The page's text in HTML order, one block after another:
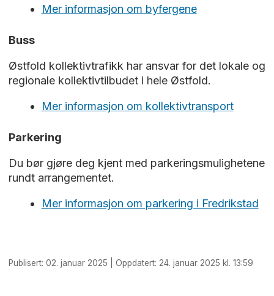
Mer informasjon om byfergene
Buss
Østfold kollektivtrafikk har ansvar for det lokale og
regionale kollektivtilbudet i hele Østfold.
Mer informasjon om kollektivtransport
Parkering
Du bør gjøre deg kjent med parkeringsmulighetene
rundt arrangementet.
Mer informasjon om parkering i Fredrikstad
Publisert: 02. januar 2025 | Oppdatert: 24. januar 2025 kl. 13:59